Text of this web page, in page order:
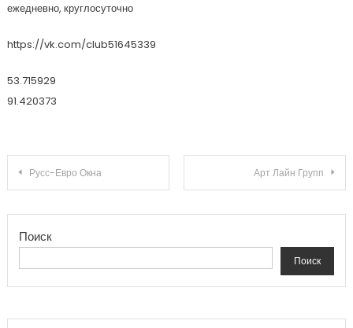
ежедневно, круглосуточно
https://vk.com/club51645339
53.715929
91.420373
Навигация по записям
Русс-Евро Окна Арт Лайн Групп
Поиск
Поиск